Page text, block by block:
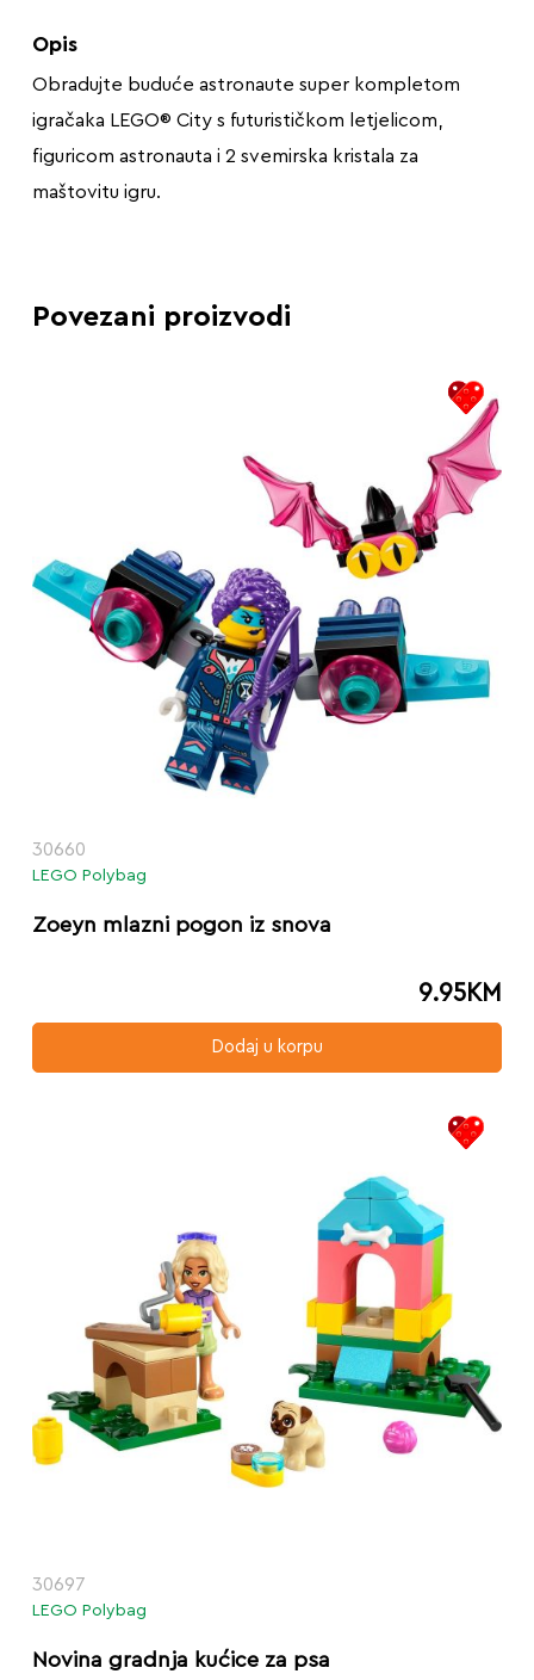
Opis
Obradujte buduće astronaute super kompletom
igračaka LEGO® City s futurističkom letjelicom,
figuricom astronauta i 2 svemirska kristala za
maštovitu igru.
Povezani proizvodi
30660
LEGO Polybag
Zoeyn mlazni pogon iz snova
9.95KM
Dodaj u korpu
30697
LEGO Polybag
Novina gradnja kućice za psa